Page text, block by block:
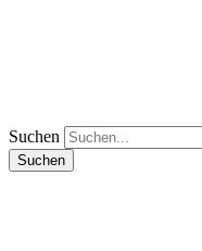
Suchen
Suchen